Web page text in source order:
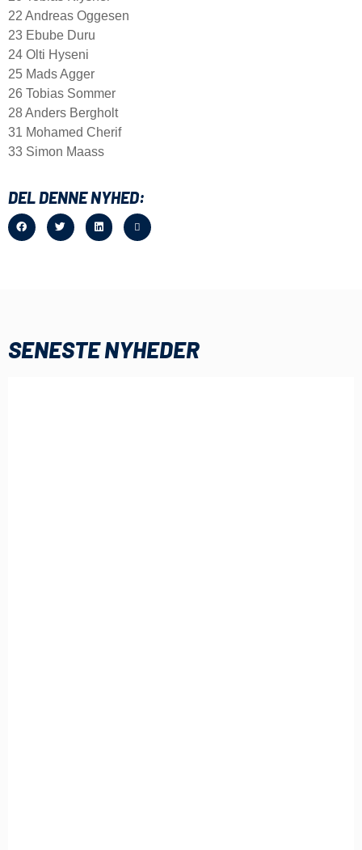
22 Andreas Oggesen
23 Ebube Duru
24 Olti Hyseni
25 Mads Agger
26 Tobias Sommer
28 Anders Bergholt
31 Mohamed Cherif
33 Simon Maass
DEL DENNE NYHED:
SENESTE NYHEDER